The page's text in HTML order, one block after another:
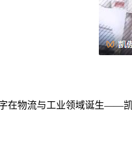
在物流与工业领域诞生——